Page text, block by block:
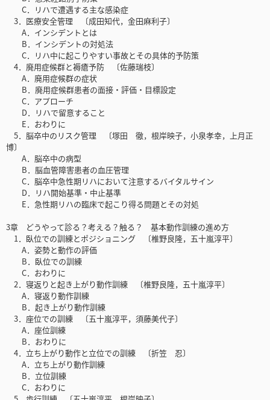
C．リハで遭遇する主な感染症
3．医療安全管理 〔成田知代，金田麻利子〕
A．インシデントとは
B．インシデントの対処法
C．リハ中に起こりやすい事故とその具体的予防策
4．廃用症候群と褥瘡予防 〔佐藤瑞枝〕
A．廃用症候群の症状
B．廃用症候群患者の面接・評価・目標設定
C．アプローチ
D．リハで留意すること
E．おわりに
5．脳卒中のリスク管理 〔塚田 徹，根岸映子，小泉孝幸，上月正
博〕
A．脳卒中の病型
B．脳血管障害患者の血圧管理
C．脳卒中急性期リハにおいて注意するバイタルサイン
D．リハ開始基準・中止基準
E．急性期リハの臨床で起こり得る問題とその対処
3章 どうやって診る？考える？触る？ 基本動作訓練の進め方
1．臥位での訓練とポジショニング 〔椎野良隆，五十嵐淳平〕
A．姿勢と動作の評価
B．臥位での訓練
C．おわりに
2．寝返りと起き上がり動作訓練 〔椎野良隆，五十嵐淳平〕
A．寝返り動作訓練
B．起き上がり動作訓練
3．座位での訓練 〔五十嵐淳平，須藤美代子〕
A．座位訓練
B．おわりに
4．立ち上がり動作と立位での訓練 〔折笠 忍〕
A．立ち上がり動作訓練
B．立位訓練
C．おわりに